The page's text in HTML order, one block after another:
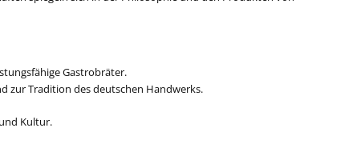
Gastrobräter.
zur Tradition des deutschen Handwerks.
Kultur.